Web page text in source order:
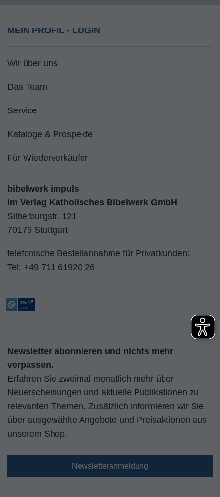
MEIN PROFIL - LOGIN
Wir über uns
Das Team
Service
Kataloge & Prospekte
Für Wiederverkäufer
bibelwerk impuls
im Verlag Katholisches Bibelwerk GmbH
Silberburgstr. 121
70176 Stuttgart
telefonische Bestellannahme für Privatkunden:
Tel: +49 711 61920 26
Newsletter abonnieren und nichts mehr
verpassen.
Erfahren Sie zweimal monatlich mehr über
Neuerscheinungen und aktuelle Publikationen zu
relevanten Themen. Zusätzlich informieren wir Sie
über ausgewählte Angebote und Preisaktionen aus
unserem Shop.
Newsletteranmeldung